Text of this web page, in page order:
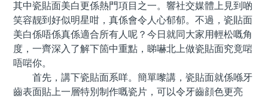
其中瓷貼面美白更係熱門項目之一。響社交媒體上見到啲
笑容靓到好似明星咁，真係會令人心郁郁。不過，瓷貼面
美白係唔係真係適合所有人呢？今日就同大家用輕松嘅角
度，一齊深入了解下箇中重點，睇嚇北上做瓷貼面究竟啱
唔啱你。
首先，講下瓷貼面系咩。簡單嚟講，瓷貼面就係喺牙
齒表面貼上一層特別制作嘅瓷片，可以令牙齒顔色更亮